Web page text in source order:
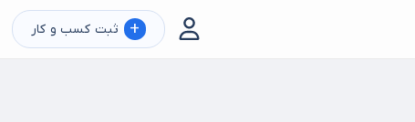
+ ثبت کسب و کار